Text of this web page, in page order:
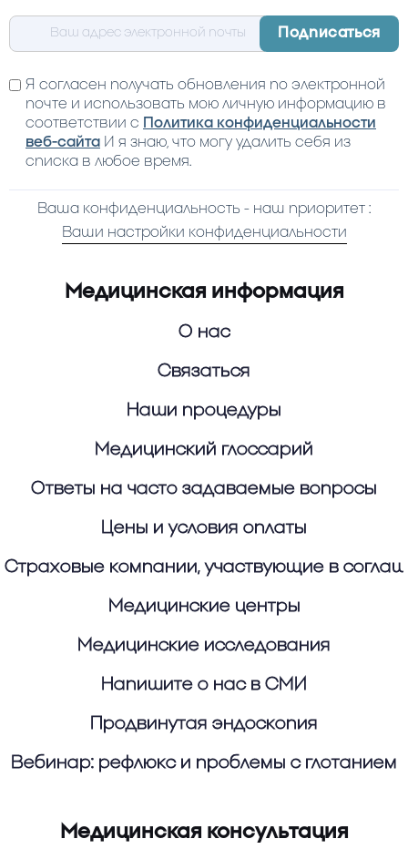
Я согласен получать обновления по электронной
почте и использовать мою личную информацию в
соответствии с Политика конфиденциальности
веб-сайта И я знаю, что могу удалить себя из
списка в любое время.
Ваша конфиденциальность - наш приоритет :
Ваши настройки конфиденциальности
Медицинская информация
О нас
Связаться
Наши процедуры
Медицинский глоссарий
Ответы на часто задаваемые вопросы
Цены и условия оплаты
Страховые компании, участвующие в
Медицинские центры
Медицинские исследования
Напишите о нас в СМИ
Продвинутая эндоскопия
Вебинар: рефлюкс и проблемы с глотанием
Медицинская консультация